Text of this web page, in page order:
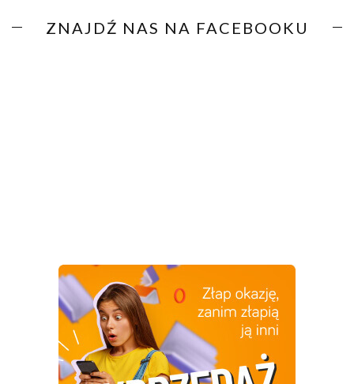
ZNAJDŹ NAS NA FACEBOOKU